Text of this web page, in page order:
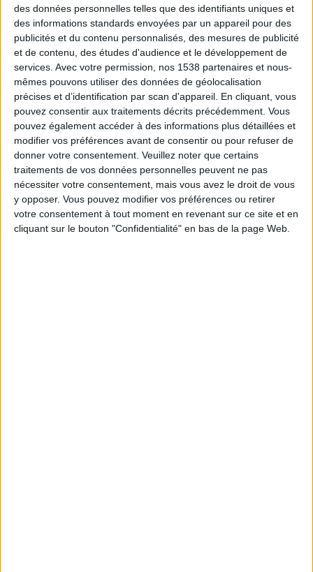
des données personnelles telles que des identifiants uniques et
des informations standards envoyées par un appareil pour des
publicités et du contenu personnalisés, des mesures de publicité
et de contenu, des études d'audience et le développement de
services. Avec votre permission, nos 1538 partenaires et nous-
mêmes pouvons utiliser des données de géolocalisation
précises et d’identification par scan d'appareil. En cliquant, vous
pouvez consentir aux traitements décrits précédemment. Vous
pouvez également accéder à des informations plus détaillées et
modifier vos préférences avant de consentir ou pour refuser de
donner votre consentement. Veuillez noter que certains
traitements de vos données personnelles peuvent ne pas
nécessiter votre consentement, mais vous avez le droit de vous
y opposer. Vous pouvez modifier vos préférences ou retirer
votre consentement à tout moment en revenant sur ce site et en
cliquant sur le bouton "Confidentialité" en bas de la page Web.
La charcuterie, est-ce vraiment raisonnable ?